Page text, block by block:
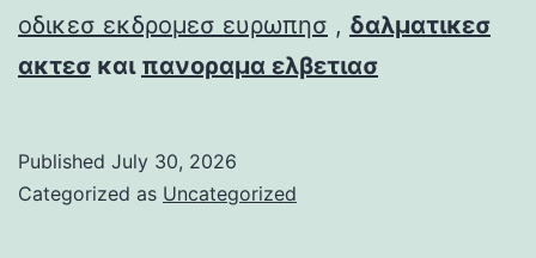
οδικεσ εκδρομεσ ευρωπησ , δαλματικεσ
ακτεσ και πανοραμα ελβετιασ
Published July 30, 2026
Categorized as Uncategorized